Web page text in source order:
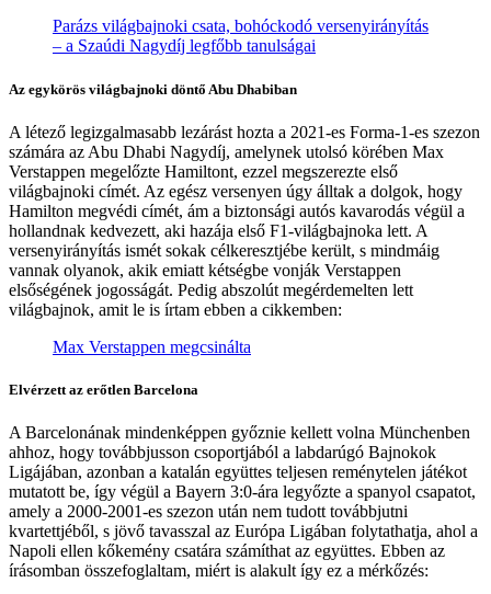
Parázs világbajnoki csata, bohóckodó versenyirányítás
– a Szaúdi Nagydíj legfőbb tanulságai
Az egykörös világbajnoki döntő Abu Dhabiban
A létező legizgalmasabb lezárást hozta a 2021-es Forma-1-es szezon
számára az Abu Dhabi Nagydíj, amelynek utolsó körében Max
Verstappen megelőzte Hamiltont, ezzel megszerezte első
világbajnoki címét. Az egész versenyen úgy álltak a dolgok, hogy
Hamilton megvédi címét, ám a biztonsági autós kavarodás végül a
hollandnak kedvezett, aki hazája első F1-világbajnoka lett. A
versenyirányítás ismét sokak célkeresztjébe került, s mindmáig
vannak olyanok, akik emiatt kétségbe vonják Verstappen
elsőségének jogosságát. Pedig abszolút megérdemelten lett
világbajnok, amit le is írtam ebben a cikkemben:
Max Verstappen megcsinálta
Elvérzett az erőtlen Barcelona
A Barcelonának mindenképpen győznie kellett volna Münchenben
ahhoz, hogy továbbjusson csoportjából a labdarúgó Bajnokok
Ligájában, azonban a katalán együttes teljesen reménytelen játékot
mutatott be, így végül a Bayern 3:0-ára legyőzte a spanyol csapatot,
amely a 2000-2001-es szezon után nem tudott továbbjutni
kvartettjéből, s jövő tavasszal az Európa Ligában folytathatja, ahol a
Napoli ellen kőkemény csatára számíthat az együttes. Ebben az
írásomban összefoglaltam, miért is alakult így ez a mérkőzés: